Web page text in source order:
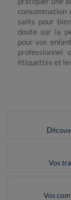
salés pour
doute sur la
pour vos
étiquettes et
Vos
Vos